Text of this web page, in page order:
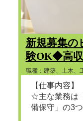
新規募集
験OK◆高
職種：建築、土木
【仕事内容】
☆主な業務は
備保守」の3つ